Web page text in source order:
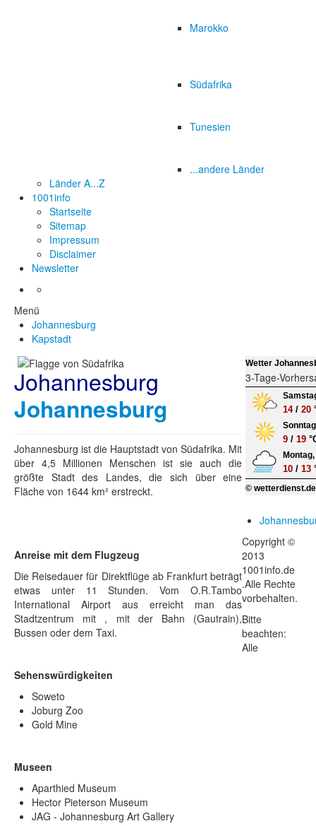
Marokko
Südafrika
Tunesien
...andere Länder
Länder A...Z
1001info
Startseite
Sitemap
Impressum
Disclaimer
Newsletter
Menü
Johannesburg
Kapstadt
Johannesburg
Johannesburg
Johannesburg ist die Hauptstadt von Südafrika. Mit
über 4,5 Millionen Menschen ist sie auch die
größte Stadt des Landes, die sich über eine
Fläche von 1644 km² erstreckt.
Anreise mit dem Flugzeug
Die Reisedauer für Direktflüge ab Frankfurt beträgt
etwas unter 11 Stunden. Vom O.R.Tambo
International Airport aus erreicht man das
Stadtzentrum mit , mit der Bahn (Gautrain),
Bussen oder dem Taxi.
Sehenswürdigkeiten
Soweto
Joburg Zoo
Gold Mine
Museen
Aparthied Museum
Hector Pieterson Museum
JAG - Johannesburg Art Gallery
Wetter
3-Tage-
14/20
9 /19
10 /13
© wetterdienst.de
Copyright ©
2013
1001info.de
.Alle Rechte
vorbehalten.
Bitte
beachten:
Alle